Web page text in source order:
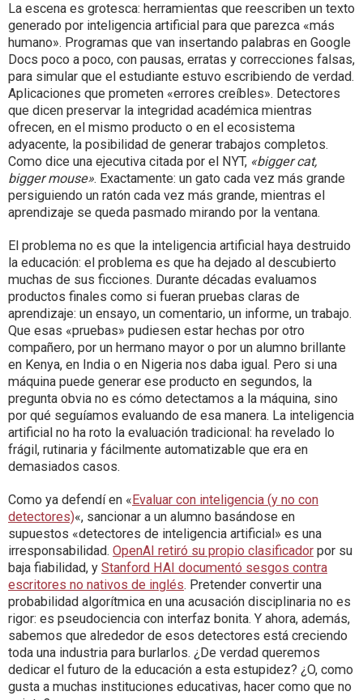
La escena es grotesca: herramientas que reescriben un texto
generado por inteligencia artificial para que parezca «más
humano». Programas que van insertando palabras en Google
Docs poco a poco, con pausas, erratas y correcciones falsas,
para simular que el estudiante estuvo escribiendo de verdad.
Aplicaciones que prometen «errores creíbles». Detectores
que dicen preservar la integridad académica mientras
ofrecen, en el mismo producto o en el ecosistema
adyacente, la posibilidad de generar trabajos completos.
Como dice una ejecutiva citada por el NYT, «bigger cat,
bigger mouse». Exactamente: un gato cada vez más grande
persiguiendo un ratón cada vez más grande, mientras el
aprendizaje se queda pasmado mirando por la ventana.
El problema no es que la inteligencia artificial haya destruido
la educación: el problema es que ha dejado al descubierto
muchas de sus ficciones. Durante décadas evaluamos
productos finales como si fueran pruebas claras de
aprendizaje: un ensayo, un comentario, un informe, un trabajo.
Que esas «pruebas» pudiesen estar hechas por otro
compañero, por un hermano mayor o por un alumno brillante
en Kenya, en India o en Nigeria nos daba igual. Pero si una
máquina puede generar ese producto en segundos, la
pregunta obvia no es cómo detectamos a la máquina, sino
por qué seguíamos evaluando de esa manera. La inteligencia
artificial no ha roto la evaluación tradicional: ha revelado lo
frágil, rutinaria y fácilmente automatizable que era en
demasiados casos.
Como ya defendí en « Evaluar con inteligencia (y no con
detectores)«, sancionar a un alumno basándose en
supuestos «detectores de inteligencia artificial» es una
irresponsabilidad. OpenAI retiró su propio clasificador por su
baja fiabilidad, y Stanford HAI documentó sesgos contra
escritores no nativos de inglés. Pretender convertir una
probabilidad algorítmica en una acusación disciplinaria no es
rigor: es pseudociencia con interfaz bonita. Y ahora, además,
sabemos que alrededor de esos detectores está creciendo
toda una industria para burlarlos. ¿De verdad queremos
dedicar el futuro de la educación a esta estupidez? ¿O, como
gusta a muchas instituciones educativas, hacer como que no